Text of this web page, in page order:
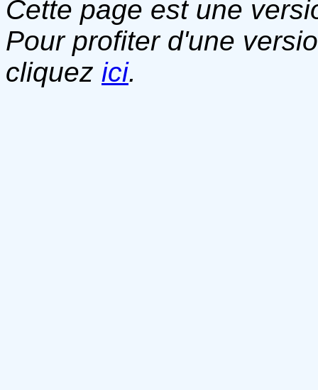
Cette page est une
Pour profiter d'une
cliquez ici.